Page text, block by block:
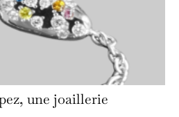
une joaillerie